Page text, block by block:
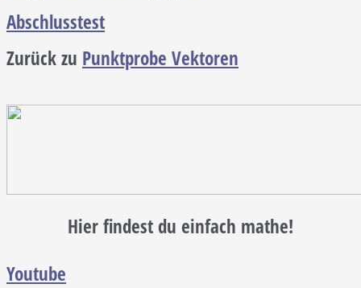
Abschlusstest
Zurück zu Punktprobe Vektoren
Hier findest du einfach mathe!
Youtube